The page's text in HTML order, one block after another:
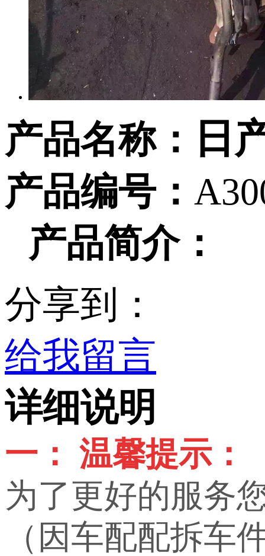
产品名称： 日
产品编号：
产品简介：
分享到：
给我留言
详细说明
一： 温馨提示：
为了更好的服务
（因车配配拆车